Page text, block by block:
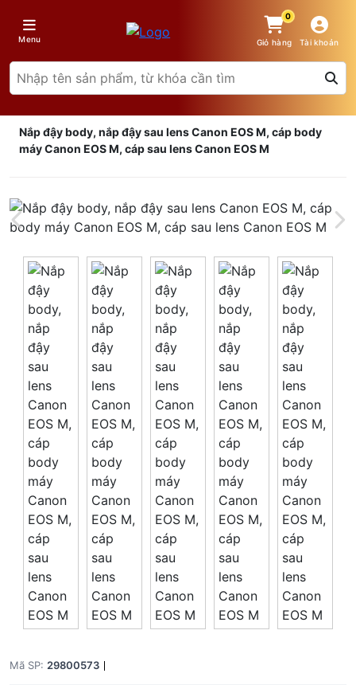
Menu
0
Giỏ hàng Tài khoản
Nắp đậy body, nắp đậy sau lens Canon EOS M, cáp body
máy Canon EOS M, cáp sau lens Canon EOS M
Mã SP: 29800573
Giá trên 1SP x0 đ
Tổng giá 0 đ